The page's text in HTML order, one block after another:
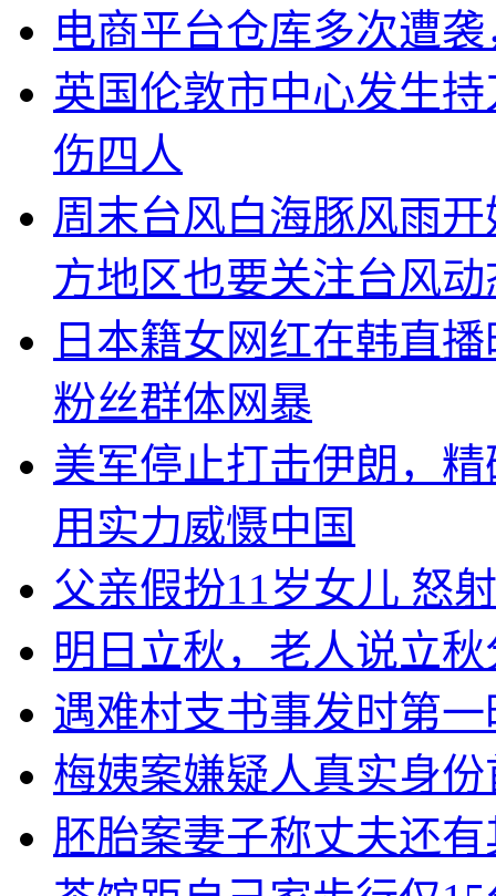
电商平台仓库多次遭
英国伦敦市中心发生
伤四人
周末台风白海豚风雨
方地区也要关注台风动
日本籍女网红在韩直
粉丝群体网暴
美军停止打击伊朗，
用实力威慑中国
父亲假扮11岁女儿 怒
明日立秋，老人说立
遇难村支书事发时第
梅姨案嫌疑人真实身
胚胎案妻子称丈夫还